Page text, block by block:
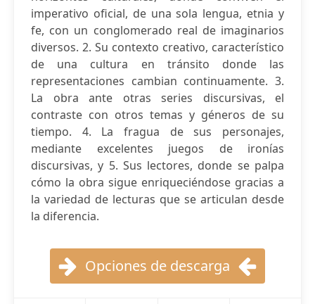
imperativo oficial, de una sola lengua, etnia y
fe, con un conglomerado real de imaginarios
diversos. 2. Su contexto creativo, característico
de una cultura en tránsito donde las
representaciones cambian continuamente. 3.
La obra ante otras series discursivas, el
contraste con otros temas y géneros de su
tiempo. 4. La fragua de sus personajes,
mediante excelentes juegos de ironías
discursivas, y 5. Sus lectores, donde se palpa
cómo la obra sigue enriqueciéndose gracias a
la variedad de lecturas que se articulan desde
la diferencia.
Opciones de descarga